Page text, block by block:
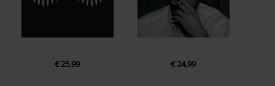
€ 25,99 € 24,99